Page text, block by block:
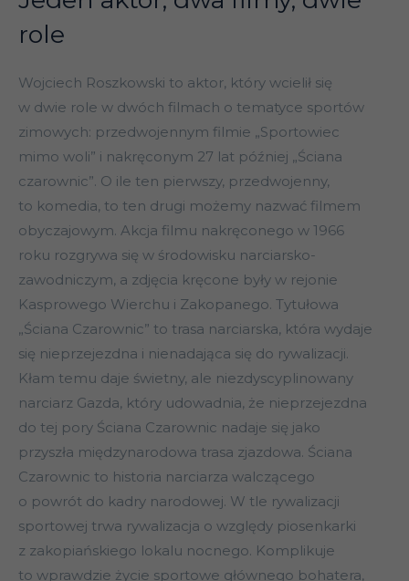
role
Wojciech Roszkowski to aktor, który wcielił się
w dwie role w dwóch filmach o tematyce sportów
zimowych: przedwojennym filmie „Sportowiec
mimo woli” i nakręconym 27 lat później „Ściana
czarownic”. O ile ten pierwszy, przedwojenny,
to komedia, to ten drugi możemy nazwać filmem
obyczajowym. Akcja filmu nakręconego w 1966
roku rozgrywa się w środowisku narciarsko-
zawodniczym, a zdjęcia kręcone były w rejonie
Kasprowego Wierchu i Zakopanego. Tytułowa
„Ściana Czarownic” to trasa narciarska, która wydaje
się nieprzejezdna i nienadająca się do rywalizacji.
Kłam temu daje świetny, ale niezdyscyplinowany
narciarz Gazda, który udowadnia, że nieprzejezdna
do tej pory Ściana Czarownic nadaje się jako
przyszła międzynarodowa trasa zjazdowa. Ściana
Czarownic to historia narciarza walczącego
o powrót do kadry narodowej. W tle rywalizacji
sportowej trwa rywalizacja o względy piosenkarki
z zakopiańskiego lokalu nocnego. Komplikuje
to wprawdzie życie sportowe głównego bohatera,